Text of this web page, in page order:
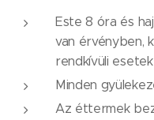
Este 8 óra és
van érvényben,
rendkívüli
Minden
Az éttermek